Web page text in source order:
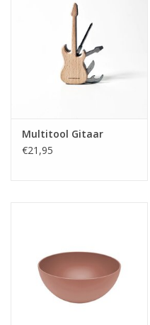
Multitool Gitaar
€21,95